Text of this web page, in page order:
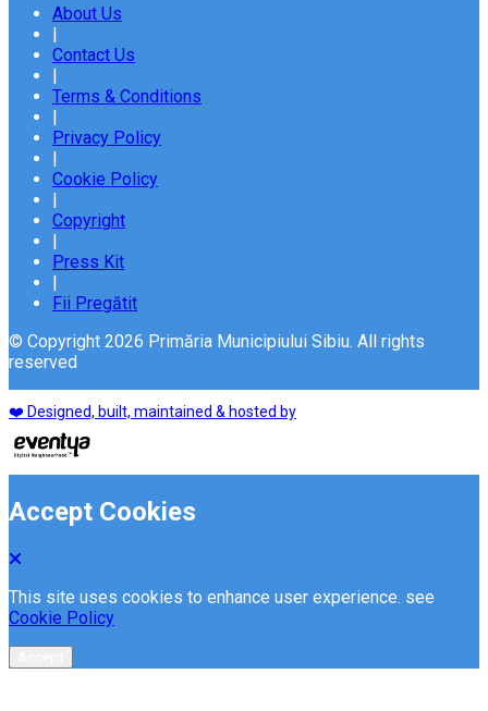
About Us
Contact Us
Terms & Conditions
Privacy Policy
Cookie Policy
Copyright
Press Kit
Fii Pregătit
© Copyright 2026 Primăria Municipiului Sibiu. All rights
reserved
❤️ Designed, built, maintained & hosted by
Accept Cookies
This site uses cookies to enhance user experience. see
Cookie Policy